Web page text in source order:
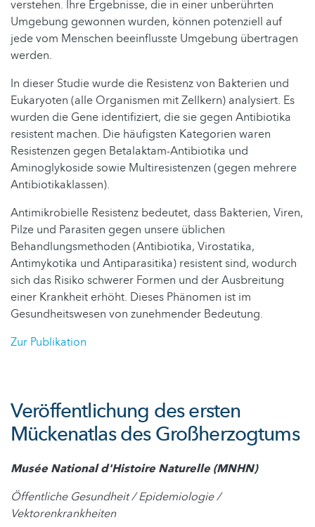
verstehen. Ihre Ergebnisse, die in einer unberührten
Umgebung gewonnen wurden, können potenziell auf
jede vom Menschen beeinflusste Umgebung übertragen
werden.
In dieser Studie wurde die Resistenz von Bakterien und
Eukaryoten (alle Organismen mit Zellkern) analysiert. Es
wurden die Gene identifiziert, die sie gegen Antibiotika
resistent machen. Die häufigsten Kategorien waren
Resistenzen gegen Betalaktam-Antibiotika und
Aminoglykoside sowie Multiresistenzen (gegen mehrere
Antibiotikaklassen).
Antimikrobielle Resistenz bedeutet, dass Bakterien, Viren,
Pilze und Parasiten gegen unsere üblichen
Behandlungsmethoden (Antibiotika, Virostatika,
Antimykotika und Antiparasitika) resistent sind, wodurch
sich das Risiko schwerer Formen und der Ausbreitung
einer Krankheit erhöht. Dieses Phänomen ist im
Gesundheitswesen von zunehmender Bedeutung.
Zur Publikation
Veröffentlichung des ersten
Mückenatlas des Großherzogtums
Musée National d'Histoire Naturelle (MNHN)
Öffentliche Gesundheit / Epidemiologie /
Vektorenkrankheiten